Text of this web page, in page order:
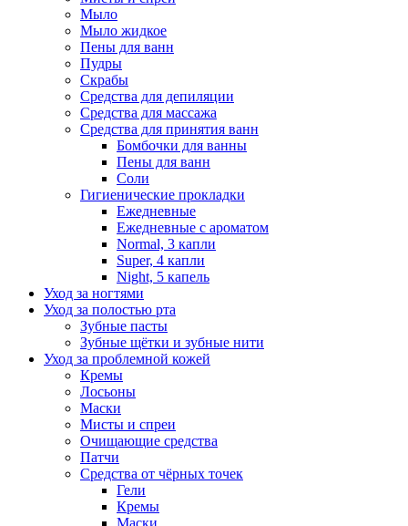
Мыло
Мыло жидкое
Пены для ванн
Пудры
Скрабы
Средства для депиляции
Средства для массажа
Средства для принятия ванн
Бомбочки для ванны
Пены для ванн
Соли
Гигиенические прокладки
Ежедневные
Ежедневные с ароматом
Normal, 3 капли
Super, 4 капли
Night, 5 капель
Уход за ногтями
Уход за полостью рта
Зубные пасты
Зубные щётки и зубные нити
Уход за проблемной кожей
Кремы
Лосьоны
Маски
Мисты и спреи
Очищающие средства
Патчи
Средства от чёрных точек
Гели
Кремы